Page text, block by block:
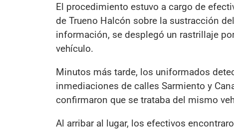
El procedimiento estuvo a cargo de
de Trueno Halcón sobre la sustracción
información, se desplegó un rastrillaje
vehículo.
Minutos más tarde, los uniformados
inmediaciones de calles Sarmiento y
confirmaron que se trataba del mismo
Al arribar al lugar, los efectivos